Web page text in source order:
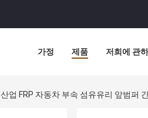
가정 제품 저희에 관
산업 FRP 자동차 부속 섬유유리 앞범퍼